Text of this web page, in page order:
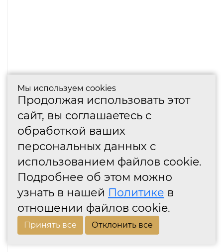
Мы используем cookies
Продолжая использовать этот
сайт, вы соглашаетесь с
обработкой ваших
персональных данных с
использованием файлов cookie.
Подробнее об этом можно
узнать в нашей Политике в
отношении файлов cookie.
Принять все Отклонить все